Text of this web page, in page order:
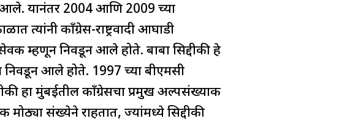
आले. यानंतर 2004 आणि 2009 च्या
त्यांनी काँग्रेस-राष्ट्रवादी आघाडी
म्हणून निवडून आले होते. बाबा सिद्दीकी हे
आले होते. 1997 च्या बीएमसी
हा मुंबईतील काँग्रेसचा प्रमुख अल्पसंख्याक
संख्येने राहतात, ज्यांमध्ये सिद्दीकी